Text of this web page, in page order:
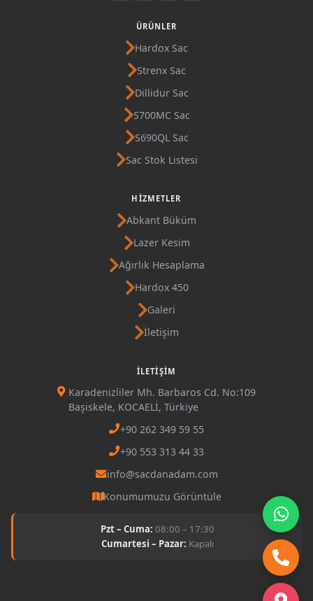
ÜRÜNLER
Hardox Sac
Strenx Sac
Dillidur Sac
S700MC Sac
S690QL Sac
Sac Stok Listesi
HIZMETLER
Abkant Büküm
Lazer Kesim
Ağırlık Hesaplama
Hardox 450
Galeri
İletişim
İLETIŞIM
Karadenizliler Mh. Barbaros Cd. No:109
Başiskele, KOCAELİ, Türkiye
+90 262 349 59 55
+90 553 313 44 33
info@sacdanadam.com
Konumumuzu Görüntüle
Pzt – Cuma: 08:00 – 17:30
Cumartesi – Pazar: Kapalı